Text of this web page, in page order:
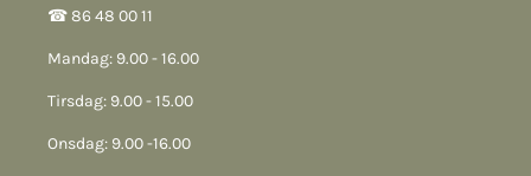
☎︎ 86 48 00 11
Mandag: 9.00 - 16.00
Tirsdag: 9.00 - 15.00
Onsdag: 9.00 -16.00